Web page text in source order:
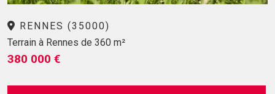
RENNES (35000)
Terrain à Rennes de 360 m²
380 000 €